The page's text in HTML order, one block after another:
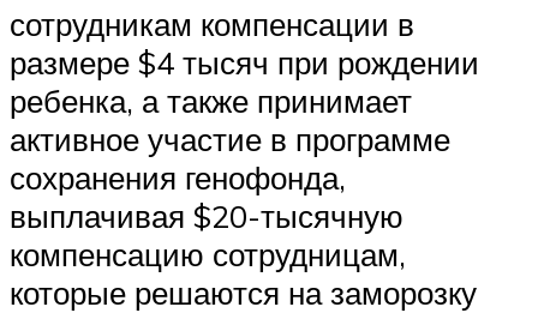
сотрудникам компенсации в
размере $4 тысяч при рождении
ребенка, а также принимает
активное участие в программе
сохранения генофонда,
выплачивая $20-тысячную
компенсацию сотрудницам,
которые решаются на заморозку